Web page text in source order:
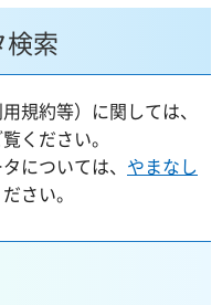
索
規約等）に関しては、
ください。
については、 やまなし
さい。